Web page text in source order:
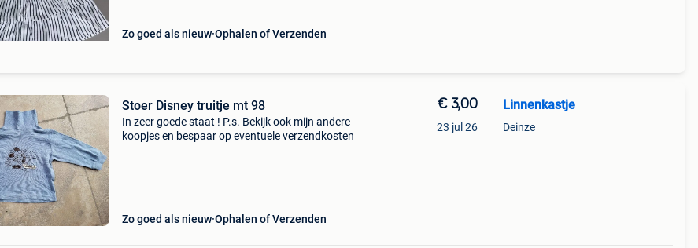
Zo goed als nieuw Ophalen of Verzenden
Stoer Disney truitje mt 98
In zeer goede staat ! P.s. Bekijk ook mijn andere
koopjes en bespaar op eventuele verzendkosten
Zo goed als nieuw Ophalen of Verzenden
€ 3,00
23 jul 26
Linnenkastje
Deinze